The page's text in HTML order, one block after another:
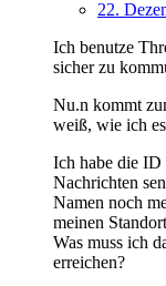
22.
Ich benutze
sicher zu
Nu.n kommt
weiß, wie ich
Ich habe die ID
Nachrichten
Namen noch
meinen
Was muss ich
erreichen?